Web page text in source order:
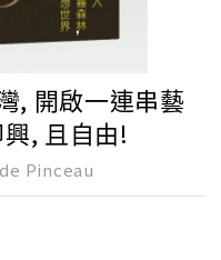
, 開啟一連串藝
, 且自由!
Pinceau